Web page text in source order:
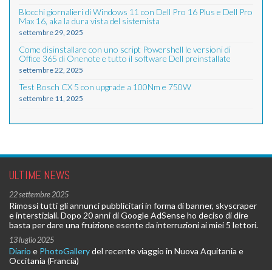
Blocchi giornalieri di Windows 11 con Dell Pro 16 Plus e Dell Pro
Max 16, aka la dura vista del sistemista
settembre 29, 2025
Come disinstallare con uno script Powershell le versioni di
Office 365 di Onenote e tutto il software Dell preinstallate
settembre 22, 2025
Test Bosch CX 5 con upgrade a 100Nm e 750W
settembre 11, 2025
ULTIME NEWS
22 settembre 2025
Rimossi tutti gli annunci pubblicitari in forma di banner, skyscraper
e interstiziali. Dopo 20 anni di Google AdSense ho deciso di dire
basta per dare una fruizione esente da interruzioni ai miei 5 lettori.
13 luglio 2025
Diario e PhotoGallerydel recente viaggio in Nuova Aquitania e
Occitania (Francia)